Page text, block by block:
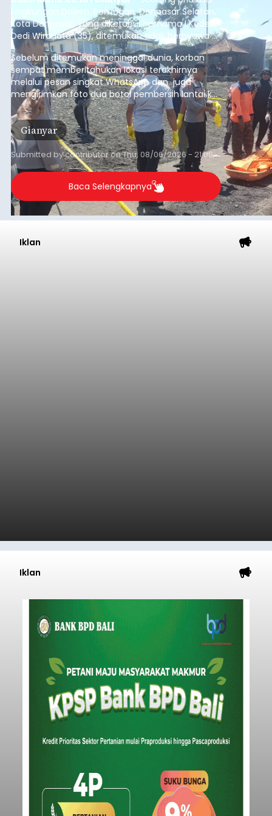
Lingkungan Dalem, Pemogan, Denpasar Selatan,
Kota Denpasar, yang diketahui bernama I Kadek
Dedi Wiranata (35), ditemukan tidak bernyawa di
pesisir Pantai Purnama, Sukawati.
Sebelum ditemukan meninggal dunia, korban
sempat memberitahukan lokasi terakhirnya
melalui pesan singkat WhatsApp dan juga
mengirimkan foto dua botol pembersih lantai ke
istrinya.
Gianyar
Submitted bycontributoronThu, 08/06/2026 - 21:06
Baca Selengkapnya
Iklan
Iklan